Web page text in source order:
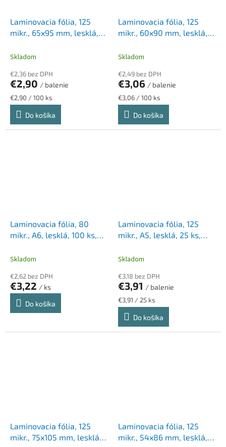
Laminovacia fólia, 125
mikr., 65x95 mm, lesklá,
Skladom
€2,36 bez DPH
€2,90 / balenie
Jednotková
cena:
€2,90 / 100 ks
Do košíka
Laminovacia fólia, 125
mikr., 60x90 mm, lesklá,
Skladom
€2,49 bez DPH
€3,06 / balenie
Jednotková
cena:
€3,06 / 100 ks
Do košíka
Laminovacia fólia, 80
mikr., A6, lesklá, 100 ks,
Skladom
€2,62 bez DPH
€3,22 / ks
Do košíka
Laminovacia fólia, 125
mikr., A5, lesklá, 25 ks,
Skladom
€3,18 bez DPH
€3,91 / balenie
Jednotková
cena:
€3,91 / 25 ks
Do košíka
Laminovacia fólia, 125
mikr., 75x105 mm, lesklá,
Laminovacia fólia, 125
mikr., 54x86 mm, lesklá,